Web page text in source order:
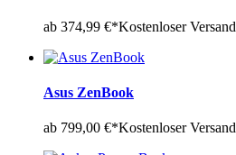
ab 374,99 €*Kostenloser Versand
Asus ZenBook
ab 799,00 €*Kostenloser Versand